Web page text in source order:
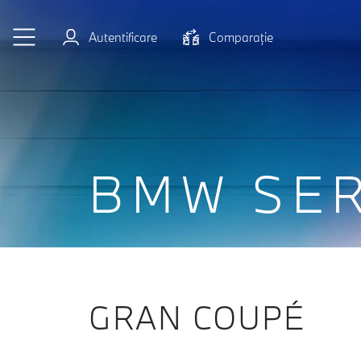
Autentificare
Comparaţie
BMW
GRAN COUPÉ